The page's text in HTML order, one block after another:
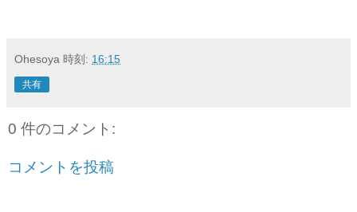
Ohesoya 時刻: 16:15
共有
0 件のコメント:
コメントを投稿